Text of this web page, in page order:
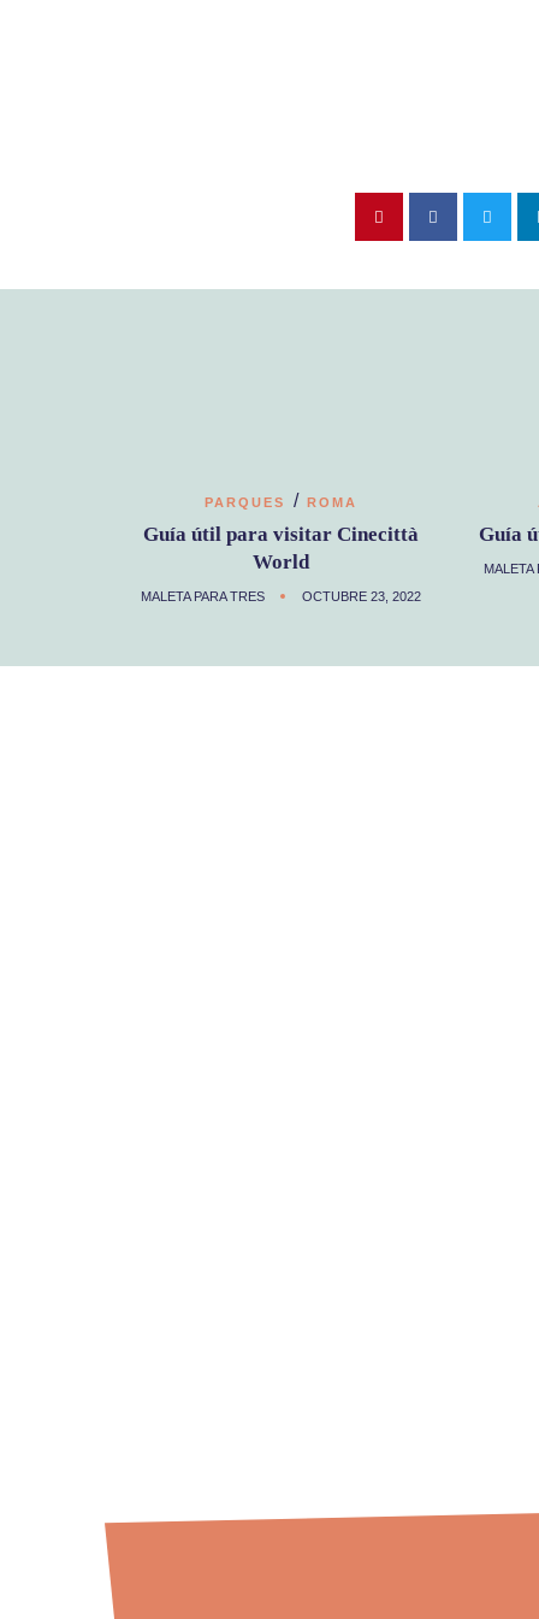
PARQUES / ROMA
Guía útil para visitar Cinecittà
World
MALETA PARA TRES OCTUBRE 23, 2022
Guía
MALETA